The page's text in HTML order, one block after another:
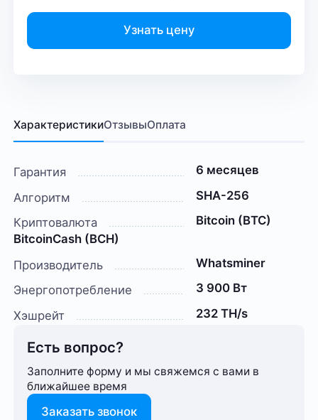
Узнать цену
ХарактеристикиОтзывыОплата
Гарантия
6 месяцев
Алгоритм
SHA-256
Криптовалюта
Bitcoin (BTC)
BitcoinCash (BCH)
Производитель
Whatsminer
Энергопотребление
3 900 Вт
Хэшрейт
232 TH/s
Есть вопрос?
Заполните форму и мы свяжемся с вами в
ближайшее время
Заказать звонок